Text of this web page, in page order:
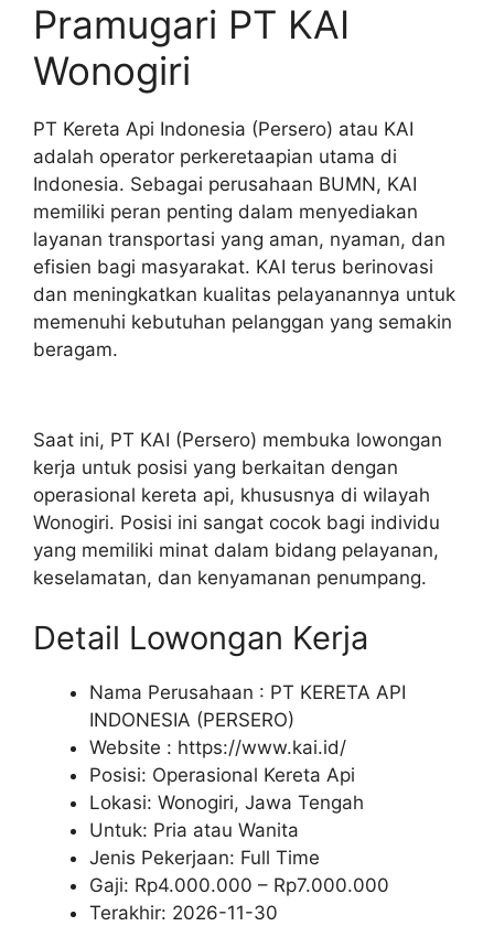
Pramugari PT KAI
Wonogiri
PT Kereta Api Indonesia (Persero) atau KAI
adalah operator perkeretaapian utama di
Indonesia. Sebagai perusahaan BUMN, KAI
memiliki peran penting dalam menyediakan
layanan transportasi yang aman, nyaman, dan
efisien bagi masyarakat. KAI terus berinovasi
dan meningkatkan kualitas pelayanannya untuk
memenuhi kebutuhan pelanggan yang semakin
beragam.
Saat ini, PT KAI (Persero) membuka lowongan
kerja untuk posisi yang berkaitan dengan
operasional kereta api, khususnya di wilayah
Wonogiri. Posisi ini sangat cocok bagi individu
yang memiliki minat dalam bidang pelayanan,
keselamatan, dan kenyamanan penumpang.
Detail Lowongan Kerja
Nama Perusahaan : PT KERETA API
INDONESIA (PERSERO)
Website : https://www.kai.id/
Posisi: Operasional Kereta Api
Lokasi: Wonogiri, Jawa Tengah
Untuk: Pria atau Wanita
Jenis Pekerjaan: Full Time
Gaji: Rp4.000.000 – Rp7.000.000
Terakhir: 2026-11-30